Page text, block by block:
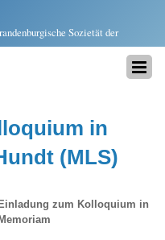
Sozietät der
in
(MLS)
Einladung zum Kolloquium in
Memoriam